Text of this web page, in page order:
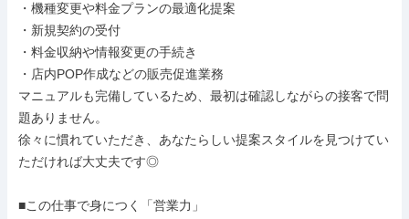
・機種変更や料金プランの最適化提案
・新規契約の受付
・料金収納や情報変更の手続き
・店内POP作成などの販売促進業務
マニュアルも完備しているため、最初は確認しながらの接客で問
題ありません。
徐々に慣れていただき、あなたらしい提案スタイルを見つけてい
ただければ大丈夫です◎
■この仕事で身につく「営業力」